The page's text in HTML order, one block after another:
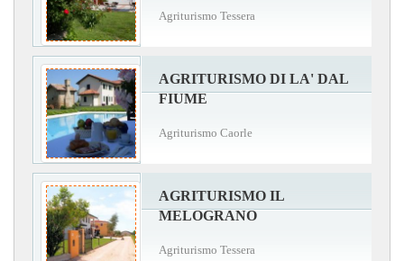
Agriturismo Tessera
AGRITURISMO DI LA' DAL
FIUME
Agriturismo Caorle
AGRITURISMO IL
MELOGRANO
Agriturismo Tessera